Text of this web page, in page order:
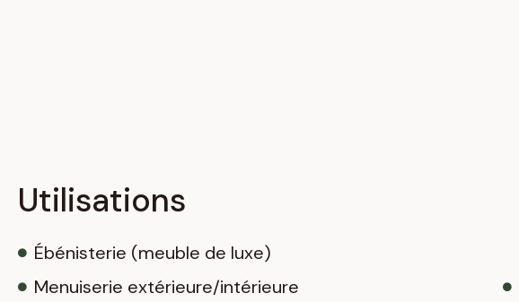
Utilisations
Ébénisterie (meuble de luxe)
Menuiserie extérieure/intérieure